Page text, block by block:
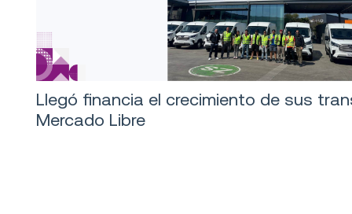
Llegó financia el crecimiento de sus
Mercado Libre